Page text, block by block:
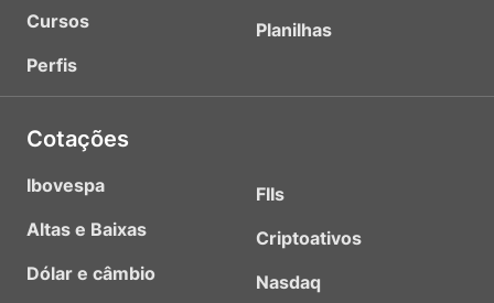
Cursos
Perfis
Planilhas
Cotações
Ibovespa
Altas e Baixas
Dólar e câmbio
FIIs
Criptoativos
Nasdaq